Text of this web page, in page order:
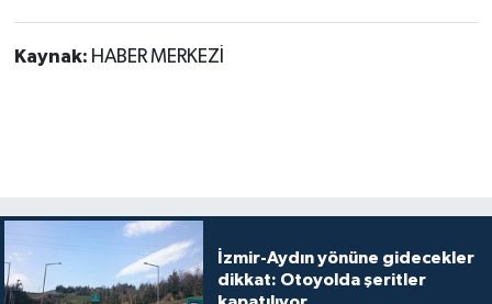
Kaynak: HABER MERKEZİ
İzmir-Aydın yönüne gidecekler
dikkat: Otoyolda şeritler